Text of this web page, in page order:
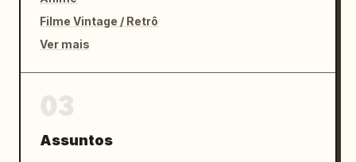
Filme Vintage / Retrô
Ver mais
Assuntos